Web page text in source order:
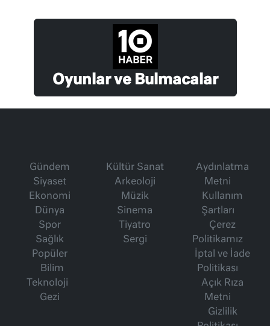
Oyunlar ve Bulmacalar
Gündem
Siyaset
Ekonomi
Dünya
Spor
Sağlık
Popüler
Bilim
Teknoloji
Gezi
Kültür Sanat
Arkeoloji
Müzik
Sinema
Tiyatro
Sergi
Aydınlatma
Metni
Kullanım
Şartları
Çerez
Politikamız
İptal ve İade
Politikası
Açık Rıza
Metni
Gizlilik